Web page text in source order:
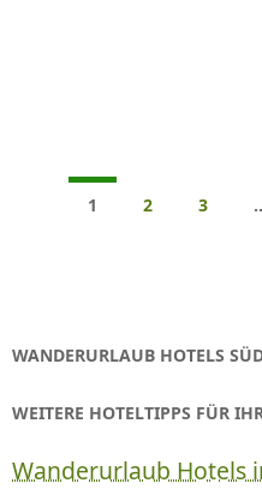
Beitrags-
1 2 3
WANDERURLAUB HOTELS
WEITERE HOTELTIPPS FÜR
Wanderurlaub Hotels